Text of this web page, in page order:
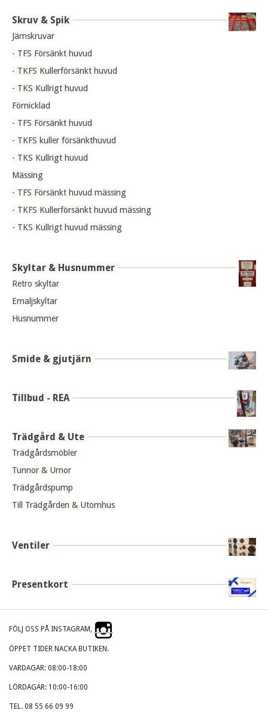
Skruv & Spik
Järnskruvar
- TFS Försänkt huvud
- TKFS Kullerförsänkt huvud
- TKS Kullrigt huvud
Förnicklad
- TFS Försänkt huvud
- TKFS kuller försänkthuvud
- TKS Kullrigt huvud
Mässing
- TFS Försänkt huvud mässing
- TKFS Kullerförsänkt huvud mässing
- TKS Kullrigt huvud mässing
Skyltar & Husnummer
Retro skyltar
Emaljskyltar
Husnummer
Smide & gjutjärn
Tillbud - REA
Trädgård & Ute
Trädgårdsmöbler
Tunnor & Urnor
Trädgårdspump
Till Trädgården & Utomhus
Ventiler
Presentkort
FÖLJ OSS PÅ INSTAGRAM,
ÖPPET TIDER NACKA BUTIKEN.
VARDAGAR: 08:00-18:00
LÖRDAGAR: 10:00-16:00
TEL. 08 55 66 09 99